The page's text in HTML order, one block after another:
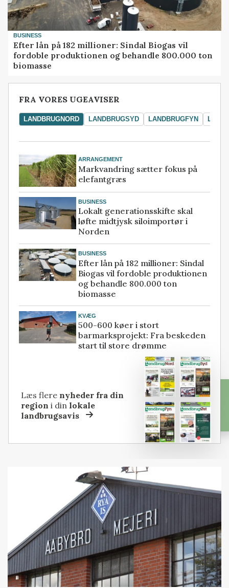
BUSINESS
Efter lån på 182 millioner: Sindal Biogas vil
fordoble produktionen og behandle 800.000 ton
biomasse
FRA VORES UGEAVISER
LANDBRUGNORD LANDBRUGSYD LANDBRUGFYN
ARRANGEMENT
Markvandring sætter fokus på
elefantgræs
BUSINESS
Lokalt generationsskifte skal
løfte midtjysk siloimportør i
Norden
BUSINESS
Efter lån på 182 millioner: Sindal
Biogas vil fordoble produktionen
og behandle 800.000 ton
biomasse
KVÆG
500-600 køer i stort
barmarksprojekt: Fra beskeden
start til store drømme
Læs flere nyheder fra din
region i dinlokale
landbrugsavis